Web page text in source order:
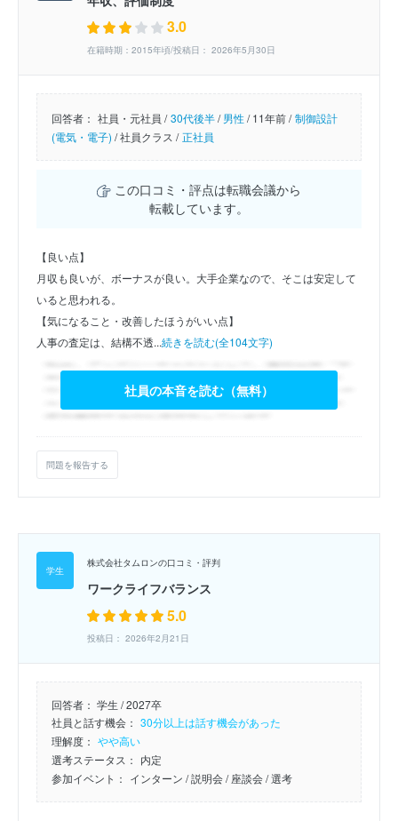
3.0
在籍時期：2015年頃/投稿日： 2026年5月30日
回答者： 社員・元社員 / 30代後半/男性/11年前 / 制御設計
(電気・電子) /社員クラス / 正社員
この口コミ・評点は転職会議から
転載しています。
【良い点】
月収も良いが、ボーナスが良い。大手企業なので、そこは安定して
いると思われる。
【気になること・改善したほうがいい点】
人事の査定は、結構不透...続きを読む(全104文字)
社員の本音を読む（無料）
問題を報告する
株式会社タムロンの口コミ・評判
ワークライフバランス
5.0
投稿日： 2026年2月21日
回答者： 学生 / 2027卒
社員と話す機会： 30分以上は話す機会があった
理解度： やや高い
選考ステータス： 内定
参加イベント： インターン / 説明会/ 座談会/ 選考